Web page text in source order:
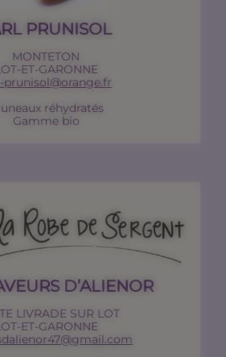
PRUNISOL
MONTETON
ET-GARONNE
prunisol@orange.fr
réhydratés
Gamme bio
D’ALIENOR
LIVRADE SUR LOT
ET-GARONNE